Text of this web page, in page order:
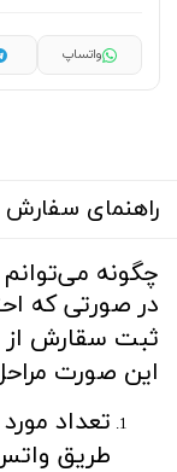
واتساپ
راهنمای سفارش
چگونه
در صورتی که
ثبت سقارش از
این صورت
تعداد
طریق واتس